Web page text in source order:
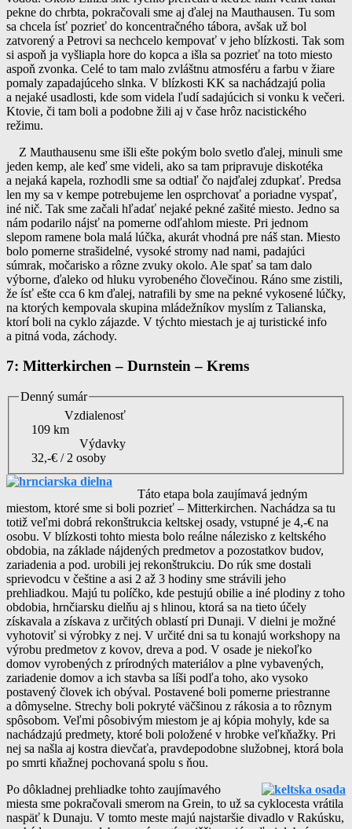
pekne do chrbta, pokračovali sme aj ďalej na Mauthausen. Tu som
sa chcela ísť pozrieť do koncentračného tábora, avšak už bol
zatvorený a Petrovi sa nechcelo kempovať v jeho blízkosti. Tak som
si aspoň ja vyšliapla hore do kopca a išla sa pozrieť na toto miesto
aspoň zvonka. Celé to tam malo zvláštnu atmosféru a farbu v žiare
pomaly zapadajúceho slnka. V blízkosti KK sa nachádzajú polia
a nejaké usadlosti, kde som videla ľudí sadajúcich si vonku k večeri.
Ktovie, či tam boli a podobne žili aj v čase hrôz nacistického
režimu.
Z Mauthausenu sme išli ešte pokým bolo svetlo ďalej, minuli sme
jeden kemp, ale keď sme videli, ako sa tam pripravuje diskotéka
a nejaká kapela, rozhodli sme sa odtiaľ čo najďalej zdupkať. Predsa
len my sa v kempe potrebujeme len osprchovať a poriadne vyspať,
iné nič. Tak sme začali hľadať nejaké pekné zašité miesto. Jedno sa
nám podarilo nájsť na pomerne odľahlom mieste. Pri jednom
slepom ramene bola malá lúčka, akurát vhodná pre náš stan. Miesto
bolo pomerne strašidelné, vysoké stromy nad nami, padajúci
súmrak, močarisko a rôzne zvuky okolo. Ale spať sa tam dalo
výborne, ďaleko od hluku vyrobeného človečinou. Ráno sme zistili,
že ísť ešte cca 6 km ďalej, natrafili by sme na pekné vykosené lúčky,
na ktorých kempovala skupina mládežníkov myslím z Talianska,
ktorí boli na cyklo zájazde. V týchto miestach je aj turistické info
a pitná voda, záchody.
7: Mitterkirchen – Durnstein – Krems
Denný sumár
Vzdialenosť
109 km
Výdavky
32,-€ / 2 osoby
Táto etapa bola zaujímavá jedným
miestom, ktoré sme si boli pozrieť – Mitterkirchen. Nachádza sa tu
totiž veľmi dobrá rekonštrukcia keltskej osady, vstupné je 4,-€ na
osobu. V blízkosti tohto miesta bolo reálne nálezisko z keltského
obdobia, na základe nájdených predmetov a pozostatkov budov,
zariadenia a pod. urobili jej rekonštrukciu. Do rúk sme dostali
sprievodcu v češtine a asi 2 až 3 hodiny sme strávili jeho
prehliadkou. Majú tu políčko, kde pestujú obilie a iné plodiny z toho
obdobia, hrnčiarsku dielňu aj s hlinou, ktorá sa na tieto účely
získavala a získava z určitých oblastí pri Dunaji. V dielni je možné
vyhotoviť si výrobky z nej. V určité dni sa tu konajú workshopy na
výrobu predmetov z kovov, dreva a pod. V osade je niekoľko
domov vyrobených z prírodných materiálov a plne vybavených,
zariadenie domov a ich stavba sa líši podľa toho, ako vysoko
postavený človek ich obýval. Postavené boli pomerne priestranne
a dômyselne. Strechy boli pokryté väčšinou z rákosia a to rôznym
spôsobom. Veľmi pôsobivým miestom je aj kópia mohyly, kde sa
nachádzajú predmety, ktoré boli položené v hrobke veľkňažky. Pri
nej sa našla aj kostra dievčaťa, pravdepodobne služobnej, ktorá bola
po smrti kňažnej pochovaná spolu s ňou.
Po dôkladnej prehliadke tohto zaujímavého
miesta sme pokračovali smerom na Grein, to už sa cyklocesta vrátila
naspäť k Dunaju. V tomto meste majú najstaršie divadlo v Rakúsku,